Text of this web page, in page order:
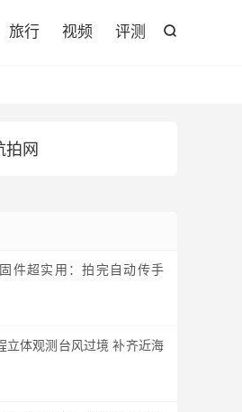

旅行 视频 评测
拍网
件超实用：拍完自动传手
立体观测台风过境 补齐近海